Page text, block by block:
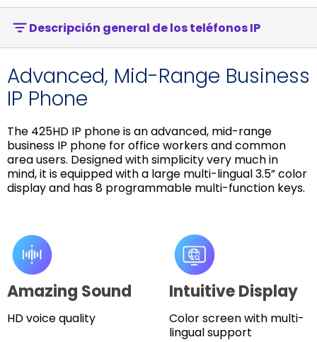
Descripción general de los teléfonos IP
Advanced, Mid-Range Business
IP Phone
The 425HD IP phone is an advanced, mid-range
business IP phone for office workers and common
area users. Designed with simplicity very much in
mind, it is equipped with a large multi-lingual 3.5” color
display and has 8 programmable multi-function keys.
Amazing Sound
HD voice quality
Intuitive Display
Color screen with multi-
lingual support